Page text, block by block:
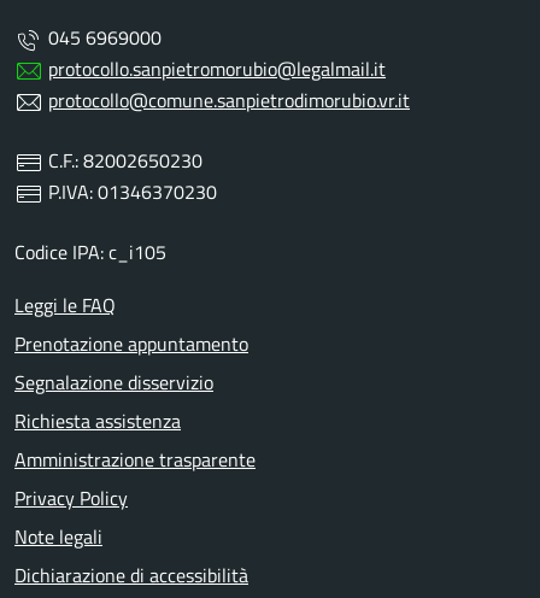
045 6969000
protocollo.sanpietromorubio@legalmail.it
protocollo@comune.sanpietrodimorubio.vr.it
C.F.: 82002650230
P.IVA: 01346370230
Codice IPA: c_i105
Leggi le FAQ
Prenotazione appuntamento
Segnalazione disservizio
Richiesta assistenza
Amministrazione trasparente
Privacy Policy
Note legali
Dichiarazione di accessibilità